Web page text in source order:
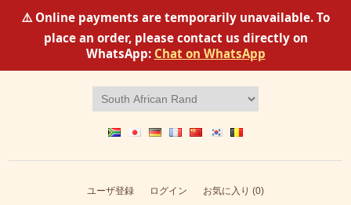
⚠️ Online payments are temporarily unavailable. To
place an order, please contact us directly on
WhatsApp: Chat on WhatsApp
ユーザ登録 ログイン お気に入り (0)